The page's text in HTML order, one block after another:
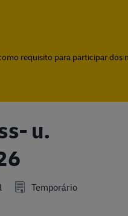
requisito para participar dos
u.
Temporário